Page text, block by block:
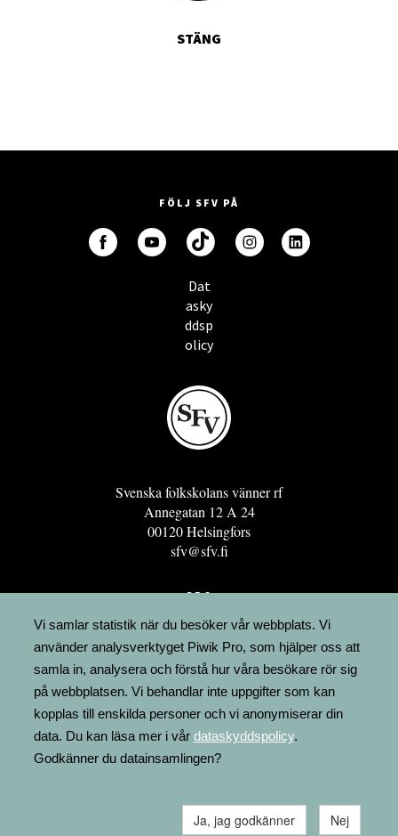
STÄNG
FÖLJ SFV PÅ
Dat
asky
ddsp
olicy
Svenska folkskolans vänner rf
Annegatan 12 A 24
00120 Helsingfors
sfv@sfv.fi
GRO
FÖRENINGSRESURSEN
MINNESRUNOR.FI
UPPSLAGSVERKET FINLAND
LÄGENHETER
FAKTURERING
Vi samlar statistik när du besöker vår webbplats. Vi
använder analysverktyget Piwik Pro, som hjälper oss att
samla in, analysera och förstå hur våra besökare rör sig
på webbplatsen. Vi behandlar inte uppgifter som kan
kopplas till enskilda personer och vi anonymiserar din
data. Du kan läsa mer i vår dataskyddspolicy.
Godkänner du datainsamlingen?
Ja, jag godkänner Nej